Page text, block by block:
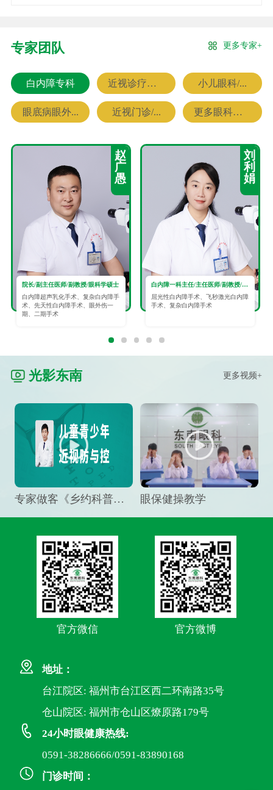
专家团队 更多专家+
白内障专科 近视诊疗专科 小儿眼科/...
眼底病眼外... 近视门诊/... 更多眼科专家
赵
广
愚
院长/副主任医师/副教授/眼科学硕士
白内障超声乳化手术、复杂白内障手
术、先天性白内障手术、眼外伤一
期、二期手术
刘
利
娟
白内障一科主任/主任医师/副教授/眼科学硕士
屈光性白内障手术、飞秒激光白内障
手术、复杂白内障手术
光影东南 更多视频+
专家做客《乡约科普》栏目，预防孩子近视竟然这么“简单” 眼保健操教学
官方微信 官方微博
地址：
台江院区: 福州市台江区西二环南路35号
仓山院区: 福州市仓山区燎原路179号
24小时眼健康热线:
0591-38286666/0591-83890168
门诊时间：